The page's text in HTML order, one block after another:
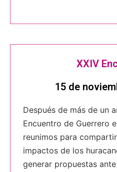
XXIV
15 de
Después de más de un
Encuentro de Guerrero
reunimos para
impactos de los
generar propuestas